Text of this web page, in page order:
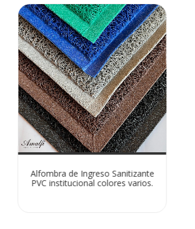
Alfombra de Ingreso Sanitizante
PVC institucional colores varios.